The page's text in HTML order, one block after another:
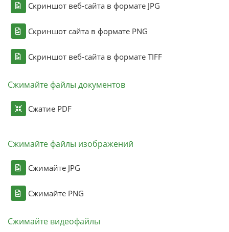
Скриншот веб-сайта в формате JPG
Скриншот сайта в формате PNG
Скриншот веб-сайта в формате TIFF
Сжимайте файлы документов
Сжатие PDF
Сжимайте файлы изображений
Сжимайте JPG
Сжимайте PNG
Сжимайте видеофайлы